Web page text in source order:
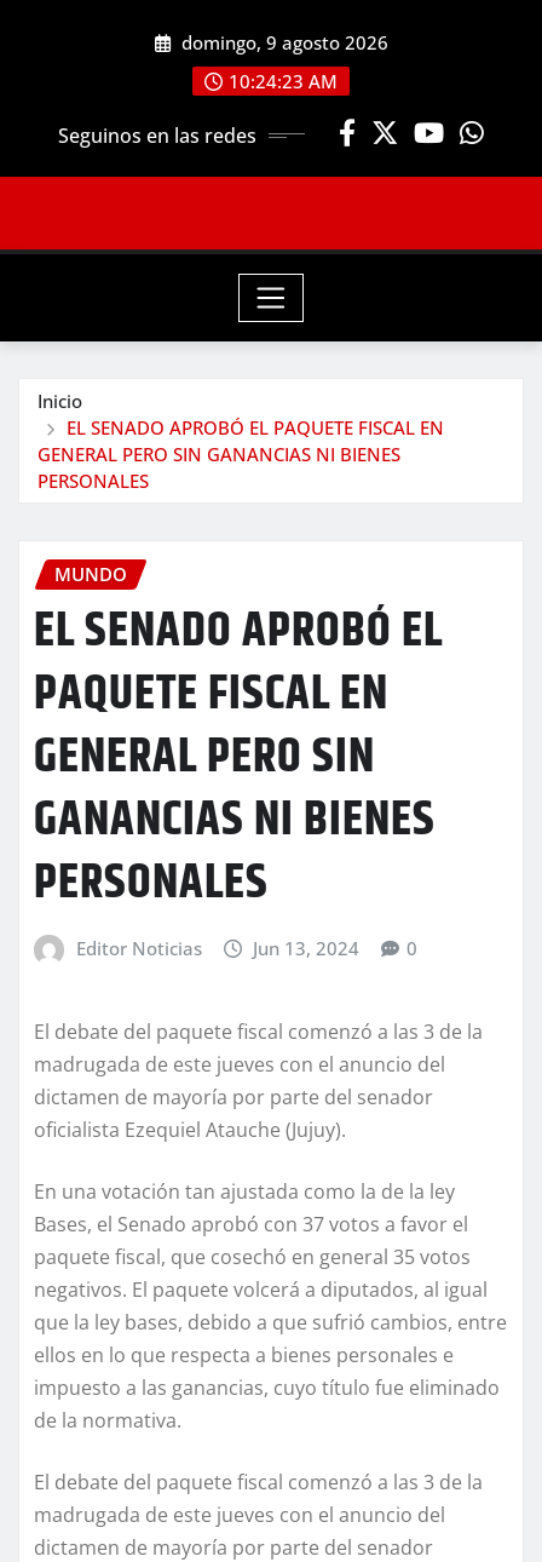
domingo, 9 agosto 2026
10:24:24 AM
Seguinos en las redes
Inicio
EL SENADO APROBÓ EL PAQUETE FISCAL EN
GENERAL PERO SIN GANANCIAS NI BIENES
PERSONALES
MUNDO
EL SENADO APROBÓ EL
PAQUETE FISCAL EN
GENERAL PERO SIN
GANANCIAS NI BIENES
PERSONALES
Editor Noticias Jun 13, 2024 0
El debate del paquete fiscal comenzó a las 3 de la
madrugada de este jueves con el anuncio del
dictamen de mayoría por parte del senador
oficialista Ezequiel Atauche (Jujuy).
En una votación tan ajustada como la de la ley
Bases, el Senado aprobó con 37 votos a favor el
paquete fiscal, que cosechó en general 35 votos
negativos. El paquete volcerá a diputados, al igual
que la ley bases, debido a que sufrió cambios, entre
ellos en lo que respecta a bienes personales e
impuesto a las ganancias, cuyo título fue eliminado
de la normativa.
El debate del paquete fiscal comenzó a las 3 de la
madrugada de este jueves con el anuncio del
dictamen de mayoría por parte del senador